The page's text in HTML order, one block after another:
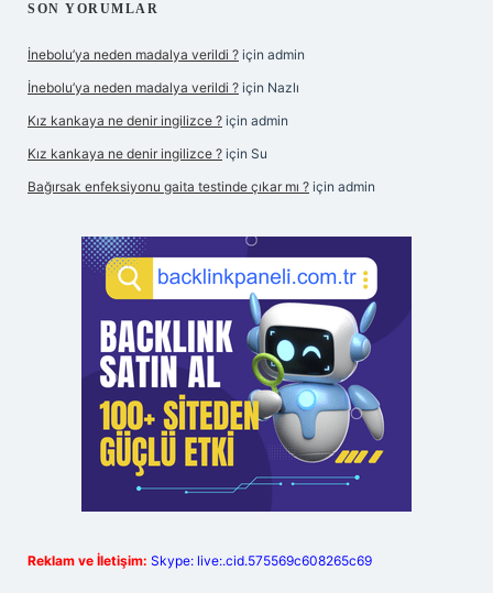
SON YORUMLAR
İnebolu’ya neden madalya verildi ? için admin
İnebolu’ya neden madalya verildi ? için Nazlı
Kız kankaya ne denir ingilizce ? için admin
Kız kankaya ne denir ingilizce ? için Su
Bağırsak enfeksiyonu gaita testinde çıkar mı ? için admin
Reklam ve İletişim: Skype: live:.cid.575569c608265c69